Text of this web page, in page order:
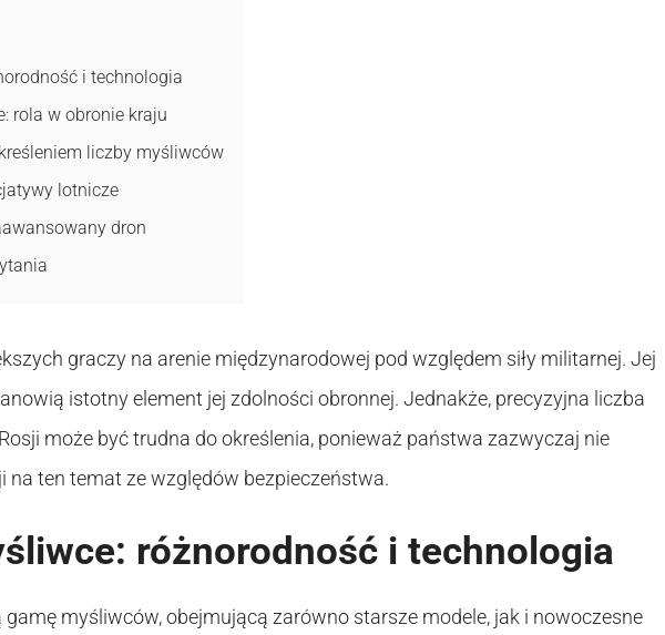
i technologia
rola w obronie kraju
liczby myśliwców
lotnicze
dron
graczy na arenie międzynarodowej pod względem siły militarnej. Jej
istotny element jej zdolności obronnej. Jednakże, precyzyjna liczba
może być trudna do określenia, ponieważ państwa zazwyczaj nie
na ten temat ze względów bezpieczeństwa.
różnorodność i technologia
myśliwców, obejmującą zarówno starsze modele, jak i nowoczesne